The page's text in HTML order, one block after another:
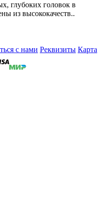
глубоких головок в
из высококачеств..
с нами Реквизиты Карта